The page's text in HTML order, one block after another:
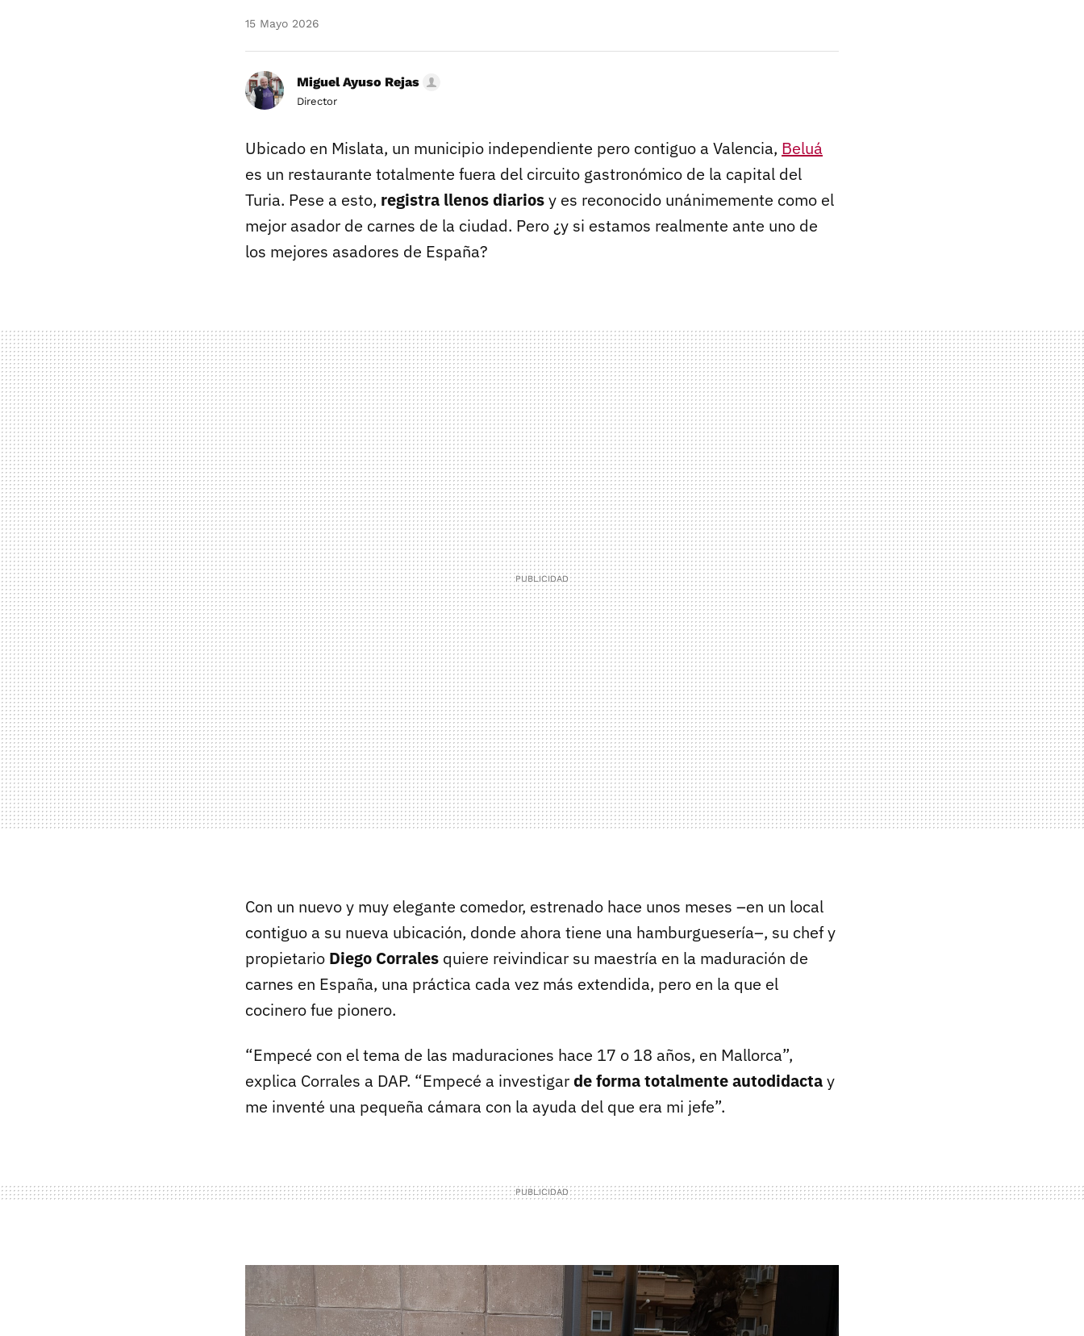
15 Mayo 2026
Miguel Ayuso Rejas
Director
Ubicado en Mislata, un municipio independiente pero contiguo a Valencia, Beluá
es un restaurante totalmente fuera del circuito gastronómico de la capital del
Turia. Pese a esto, registra llenos diariosy es reconocido unánimemente como el
mejor asador de carnes de la ciudad. Pero ¿y si estamos realmente ante uno de
los mejores asadores de España?
Con un nuevo y muy elegante comedor, estrenado hace unos meses –en un local
contiguo a su nueva ubicación, donde ahora tiene una hamburguesería–, su chef y
propietario Diego Corrales quiere reivindicar su maestría en la maduración de
carnes en España, una práctica cada vez más extendida, pero en la que el
cocinero fue pionero.
“Empecé con el tema de las maduraciones hace 17 o 18 años, en Mallorca”,
explica Corrales a DAP. “Empecé a investigarde forma totalmente autodidactay
me inventé una pequeña cámara con la ayuda del que era mi jefe”.